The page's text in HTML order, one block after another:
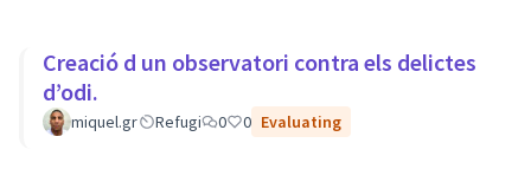
Creació d un observatori contra els delictes
d’odi.
miquel.gr Refugi 0 0 Evaluating